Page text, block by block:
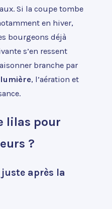
Si la coupe tombe
en hiver,
bourgeons déjà
s’en ressent
branche par
lumière, l’aération et
lilas pour
?
après la